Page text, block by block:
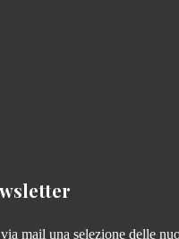
mail una selezione delle